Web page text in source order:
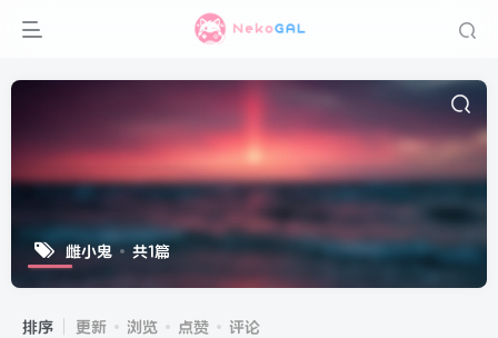
雌小鬼 共1篇
排序 更新 浏览 点赞 评论